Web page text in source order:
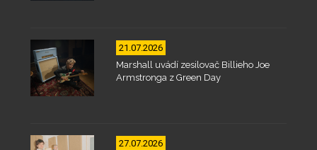
21.07.2026
Marshall uvádí zesilovač Billieho Joe
Armstronga z Green Day
27.07.2026